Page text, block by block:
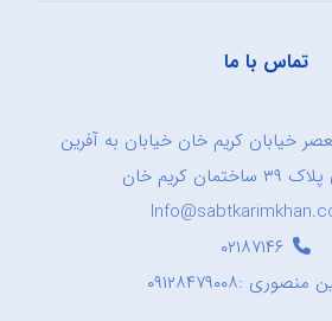
تماس با ما
خیابان کریم خان خیابان به آفرین
کریم خان
۰۲۱۸۷۱۴۶
منصوری :۰۹۱۲۸۴۷۹۰۰۸